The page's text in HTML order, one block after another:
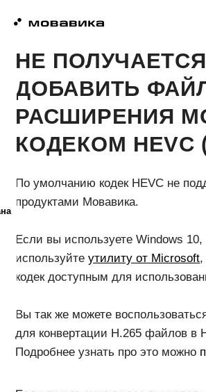
ДОБАВИТЬ ФАЙЛ
РАСШИРЕНИЯ MOV С
КОДЕКОМ HEVC (H.265)
продуктами Мовавика.
используйтеутилиту от Microsoft, чтобы сделать
кодек доступным для использования.
для конвертации H.265 файлов в H.264.
Подробнее узнать про это можно
Если при съемке видео вы используете
поддерживаемом формате можно переключить
Если вы используете iPhone, откройте меню